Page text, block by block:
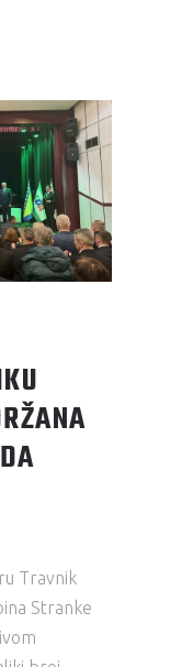
Travnik
Stranke